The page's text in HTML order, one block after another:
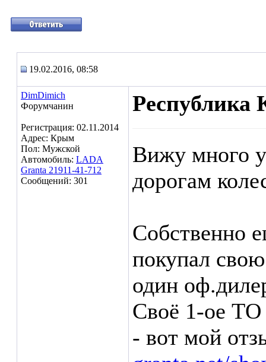
19.02.2016, 08:58
DimDimich
Форумчанин
Регистрация: 02.11.2014
Адрес: Крым
Пол: Мужской
Автомобиль: LADA
Granta 21911-41-712
Сообщений: 301
Республика
Вижу много
дорогам
Собственно
покупал
один
Своё 1-ое
- вот мой